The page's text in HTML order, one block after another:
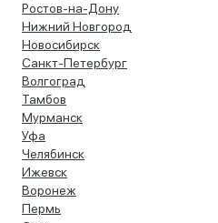
Ростов-на-Дону
Нижний Новгород
Новосибирск
Санкт-Петербург
Волгоград
Тамбов
Мурманск
Уфа
Челябинск
Ижевск
Воронеж
Пермь